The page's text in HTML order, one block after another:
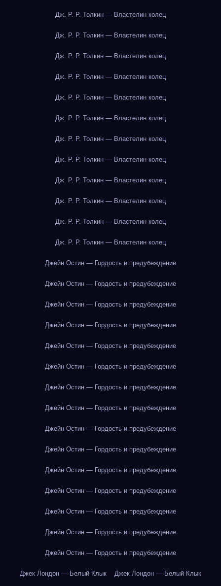
Дж. Р. Р. Толкин — Властелин колец
Дж. Р. Р. Толкин — Властелин колец
Дж. Р. Р. Толкин — Властелин колец
Дж. Р. Р. Толкин — Властелин колец
Дж. Р. Р. Толкин — Властелин колец
Дж. Р. Р. Толкин — Властелин колец
Дж. Р. Р. Толкин — Властелин колец
Дж. Р. Р. Толкин — Властелин колец
Дж. Р. Р. Толкин — Властелин колец
Дж. Р. Р. Толкин — Властелин колец
Дж. Р. Р. Толкин — Властелин колец
Дж. Р. Р. Толкин — Властелин колец
Джейн Остин — Гордость и предубеждение
Джейн Остин — Гордость и предубеждение
Джейн Остин — Гордость и предубеждение
Джейн Остин — Гордость и предубеждение
Джейн Остин — Гордость и предубеждение
Джейн Остин — Гордость и предубеждение
Джейн Остин — Гордость и предубеждение
Джейн Остин — Гордость и предубеждение
Джейн Остин — Гордость и предубеждение
Джейн Остин — Гордость и предубеждение
Джейн Остин — Гордость и предубеждение
Джейн Остин — Гордость и предубеждение
Джейн Остин — Гордость и предубеждение
Джейн Остин — Гордость и предубеждение
Джейн Остин — Гордость и предубеждение
Джек Лондон — Белый Клык Джек Лондон — Белый Клык